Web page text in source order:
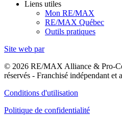
Liens utiles
Mon RE/MAX
RE/MAX Québec
Outils pratiques
Site web par
© 2026 RE/MAX Alliance & Pro-
réservés - Franchisé indépendant
Conditions d'utilisation
Politique de confidentialité